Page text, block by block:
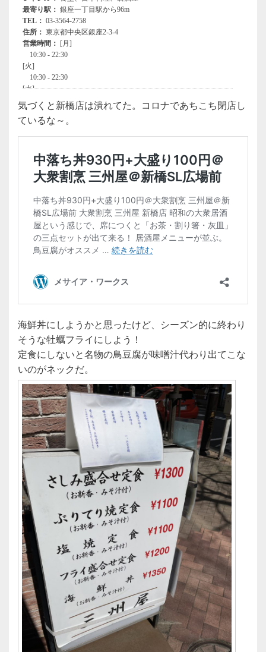
気づくと新橋店は潰れてた。コロナであちこち閉店し
ているな～。
海鮮丼にしようかと思ったけど、シーズン的に終わり
そうな牡蠣フライにしよう！
定食にしないと名物の鳥豆腐が味噌汁代わり出てこな
いのがネックだ。